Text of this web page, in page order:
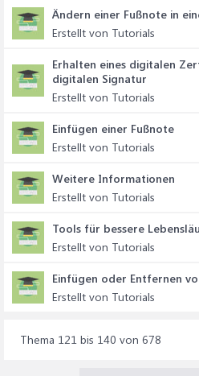
Ändern einer Fußnote in
Erstellt von Tutorials
Erhalten eines digitalen
digitalen Signatur
Erstellt von Tutorials
Einfügen einer Fußnote
Erstellt von Tutorials
Weitere Informationen
Erstellt von Tutorials
Tools für bessere
Erstellt von Tutorials
Einfügen oder Entfernen
Erstellt von Tutorials
Thema 121 bis 140 von 678